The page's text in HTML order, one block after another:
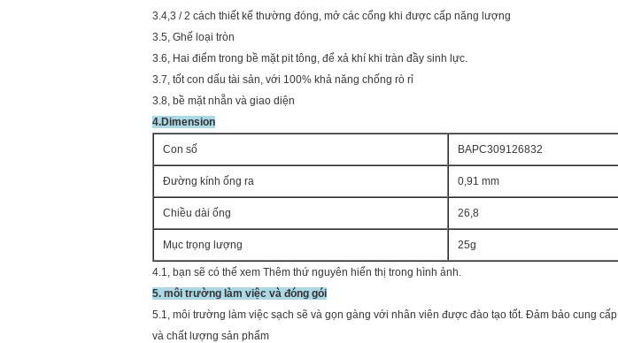
3.4,3 / 2 cách thiết kế thường đóng, mở các cổng khi được cấp năng lượng
3.5, Ghế loại tròn
3.6, Hai điểm trong bề mặt pit tông, để xả khí khi tràn đầy sinh lực.
3.7, tốt con dấu tài sản, với 100% khả năng chống rò rỉ
3.8, bề mặt nhẵn và giao diện
4.Dimension
Con số BAPC309126832
Đường kính ống ra 0,91 mm
Chiều dài ống 26,8
Mục trọng lượng 25g
4.1, bạn sẽ có thể xem Thêm thứ nguyên hiển thị trong hình ảnh.
5. môi trường làm việc và đóng gói
5.1, môi trường làm việc sạch sẽ và gọn gàng với nhân viên được đào tạo tốt. Đảm bảo cung cấp
và chất lượng sản phẩm